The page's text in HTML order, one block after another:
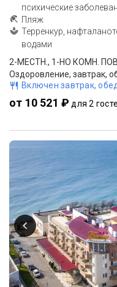
психические
Пляж
Терренкур,
водами
2-МЕСТН., 1-НО КОМН.
Оздоровление, завтрак,
Включен завтрак,
от 10 521 ₽ для 2